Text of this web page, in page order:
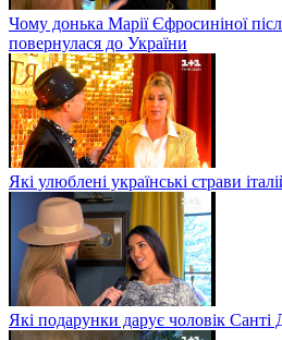
Чому донька Марії Єфросиніної
повернулася до України
Які улюблені українські страви
Які подарунки дарує чоловік